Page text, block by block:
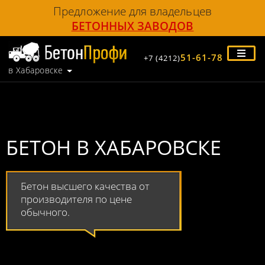
Предложение для владельцев
БЕТОННЫХ ЗАВОДОВ
в Хабаровске
+7 (4212)51-61-78
БЕТОН В ХАБАРОВСКЕ
Бетон высшего качества от
производителя по цене
обычного.